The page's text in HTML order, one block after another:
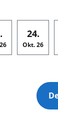
26
24.
Okt.26